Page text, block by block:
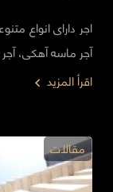
اجر دارای انواع
آجر ماسه آهکی،
اقرأ المزيد
مقالات